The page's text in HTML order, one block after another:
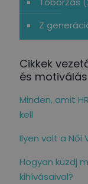
Z
Cikkek
és
Minden, amit
kell
Ilyen volt a Női
Hogyan küzdj
kihívásaival?